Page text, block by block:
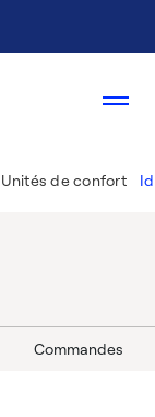
Unités de confort
Commandes